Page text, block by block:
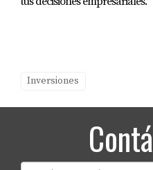
PREGUNTAS
Investiga las tasas de
residentes locales y
momentos del día.
¿Qué tipo de
Inversiones